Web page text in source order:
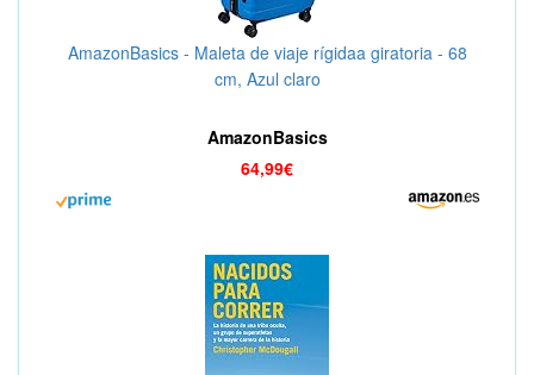
AmazonBasics - Maleta de viaje rígidaa giratoria - 68
cm, Azul claro
AmazonBasics
64,99€